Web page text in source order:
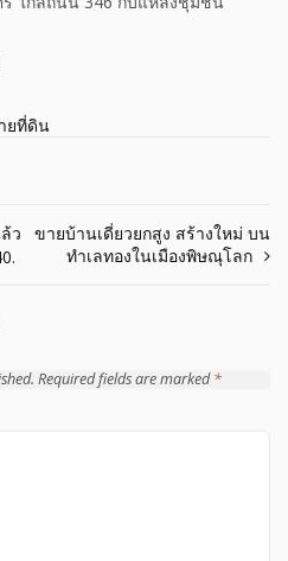
ยที่ดิน
ว
ขายบ้านเดี่ยวยกสูง สร้างใหม่ บน
ทำเลทองในเมืองพิษณุโลก
Required fields are marked*